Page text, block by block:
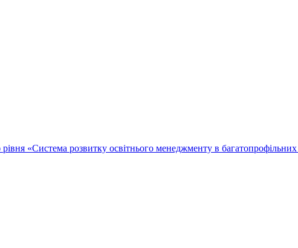
«Система розвитку освітнього менеджменту в багатопрофільних